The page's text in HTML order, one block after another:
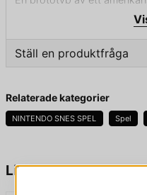
Liknande produkter
har skjutits ner under ett
till en vulkanisk ö i centrala
återhämtas. Man väljer
jeep.
ENDAST KASSETT
Ställ en produktfråga
Fråga oss något om
Namn
Relaterade kategorier
NINTENDO SNES SPEL Spel